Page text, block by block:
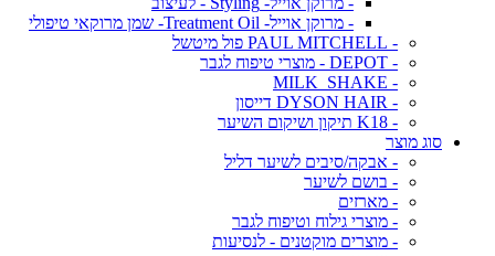
- מרוקן אוייל- Treatment Oil- שמן מרוקאי טיפולי
- PAUL MITCHELL פול מיטשל
- DEPOT - מוצרי טיפוח לגבר
- MILK_SHAKE
- DYSON HAIR דייסון
- K18 תיקון ושיקום השיער
סוג מוצר
- אבקה/סיבים לשיער דליל
- בושם לשיער
- מארזים
- מוצרי גילוח וטיפוח לגבר
- מוצרים מוקטנים - לנסיעות